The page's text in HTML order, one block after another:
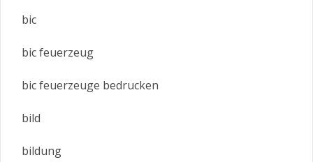
bic
bic feuerzeug
bic feuerzeuge bedrucken
bild
bildung